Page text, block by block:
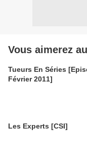
Vous aimerez
Tueurs En Séries
Février 2011]
Les Experts [CSI]